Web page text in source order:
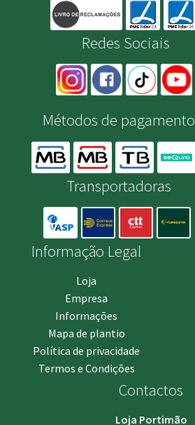
Redes Sociais
Métodos de pagamento
Transportadoras
Informação Legal
Loja
Empresa
Informações
Mapa de plantio
Política de privacidade
Termos e Condições
Contactos
Loja Portimão